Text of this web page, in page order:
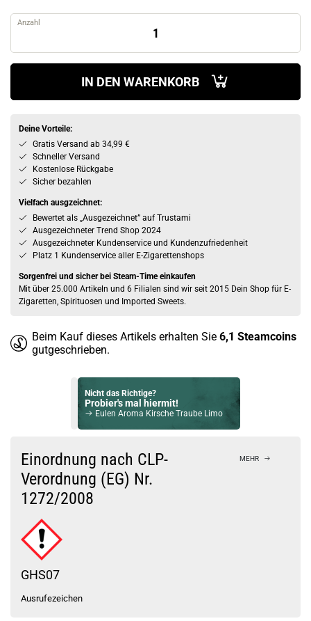
Anzahl
IN DEN WARENKORB
Deine Vorteile:
Gratis Versand ab 34,99 €
Schneller Versand
Kostenlose Rückgabe
Sicher bezahlen
Vielfach ausgzeichnet:
Bewertet als „Ausgezeichnet” auf Trustami
Ausgezeichneter Trend Shop 2024
Ausgezeichneter Kundenservice und Kundenzufriedenheit
Platz 1 Kundenservice aller E-Zigarettenshops
Sorgenfrei und sicher bei Steam-Time einkaufen
Mit über 25.000 Artikeln und 6 Filialen sind wir seit 2015 Dein Shop für E-
Zigaretten, Spirituosen und Imported Sweets.
Beim Kauf dieses Artikels erhalten Sie 6,1 Steamcoins
gutgeschrieben.
Nicht das Richtige?
Probier's mal hiermit!
Eulen Aroma Kirsche Traube Limo
Check das mal!
Revoltage Flex Overdosed Grape Longfill Aroma
Du willst Kröten sparen?
Schau mal hier!
Einordnung nach CLP-
Verordnung (EG) Nr.
1272/2008
MEHR
GHS07
Ausrufezeichen